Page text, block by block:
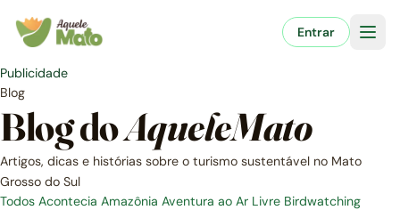
para
conteúdo
Entrar
Publicidade
Blog
Blog doAqueleMato
Artigos, dicas e histórias sobre o turismo sustentável no Mato
Grosso do Sul
Todos Acontecia Amazônia Aventura ao Ar Livre Birdwatching